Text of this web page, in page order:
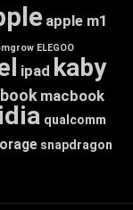
apple m1
ELEGOO
ipad kaby
macbook
qualcomm
snapdragon